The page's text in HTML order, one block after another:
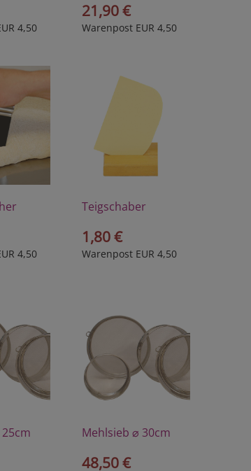
4,50
21,90 €
Warenpost EUR 4,50
4,50
Teigschaber
1,80 €
Warenpost EUR 4,50
Mehlsieb ⌀ 30cm
48,50 €